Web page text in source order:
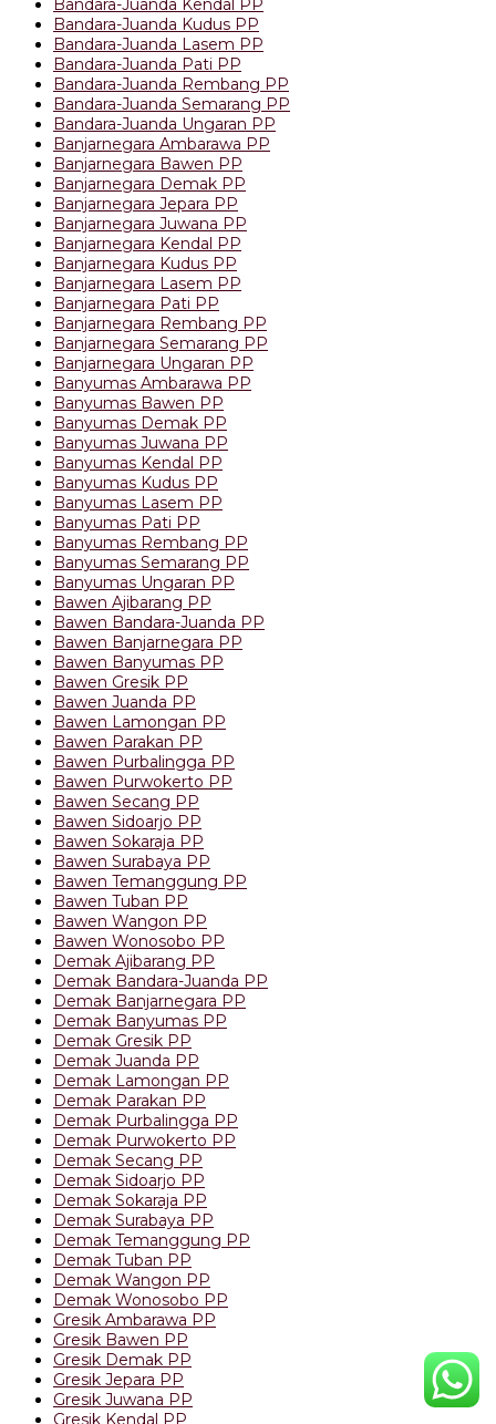
Bandara-Juanda Kendal PP
Bandara-Juanda Kudus PP
Bandara-Juanda Lasem PP
Bandara-Juanda Pati PP
Bandara-Juanda Rembang PP
Bandara-Juanda Semarang PP
Bandara-Juanda Ungaran PP
Banjarnegara Ambarawa PP
Banjarnegara Bawen PP
Banjarnegara Demak PP
Banjarnegara Jepara PP
Banjarnegara Juwana PP
Banjarnegara Kendal PP
Banjarnegara Kudus PP
Banjarnegara Lasem PP
Banjarnegara Pati PP
Banjarnegara Rembang PP
Banjarnegara Semarang PP
Banjarnegara Ungaran PP
Banyumas Ambarawa PP
Banyumas Bawen PP
Banyumas Demak PP
Banyumas Juwana PP
Banyumas Kendal PP
Banyumas Kudus PP
Banyumas Lasem PP
Banyumas Pati PP
Banyumas Rembang PP
Banyumas Semarang PP
Banyumas Ungaran PP
Bawen Ajibarang PP
Bawen Bandara-Juanda PP
Bawen Banjarnegara PP
Bawen Banyumas PP
Bawen Gresik PP
Bawen Juanda PP
Bawen Lamongan PP
Bawen Parakan PP
Bawen Purbalingga PP
Bawen Purwokerto PP
Bawen Secang PP
Bawen Sidoarjo PP
Bawen Sokaraja PP
Bawen Surabaya PP
Bawen Temanggung PP
Bawen Tuban PP
Bawen Wangon PP
Bawen Wonosobo PP
Demak Ajibarang PP
Demak Bandara-Juanda PP
Demak Banjarnegara PP
Demak Banyumas PP
Demak Gresik PP
Demak Juanda PP
Demak Lamongan PP
Demak Parakan PP
Demak Purbalingga PP
Demak Purwokerto PP
Demak Secang PP
Demak Sidoarjo PP
Demak Sokaraja PP
Demak Surabaya PP
Demak Temanggung PP
Demak Tuban PP
Demak Wangon PP
Demak Wonosobo PP
Gresik Ambarawa PP
Gresik Bawen PP
Gresik Demak PP
Gresik Jepara PP
Gresik Juwana PP
Gresik Kendal PP